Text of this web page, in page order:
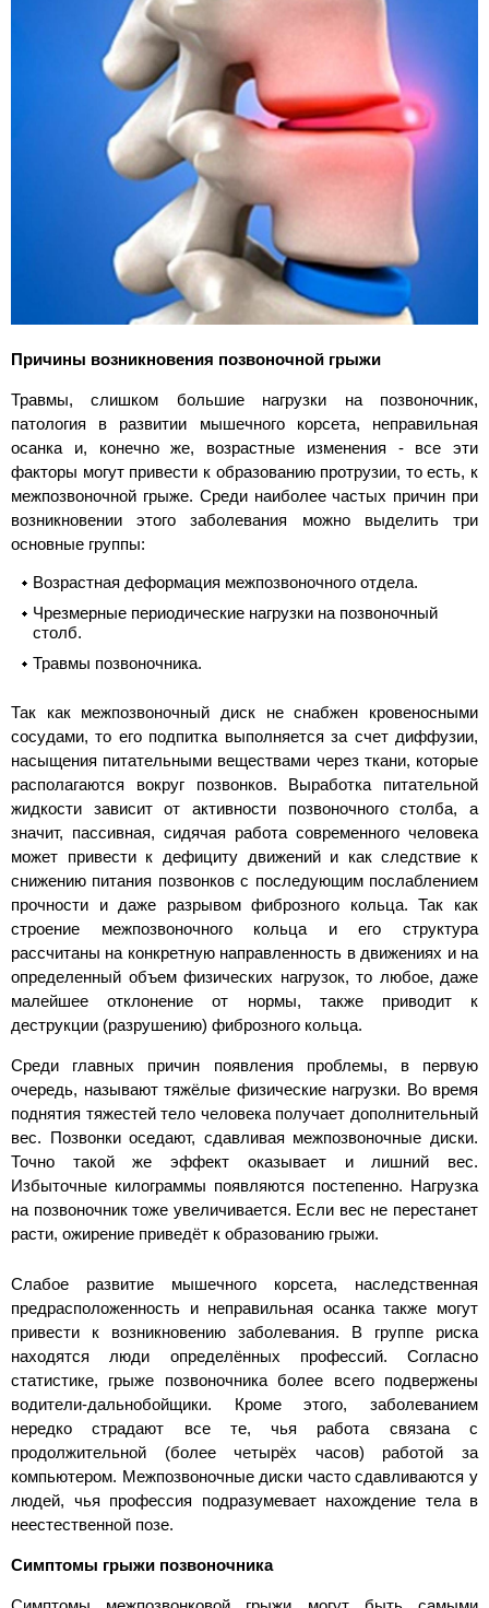
Причины возникновения позвоночной грыжи
Травмы, слишком большие нагрузки на позвоночник,
патология в развитии мышечного корсета, неправильная
осанка и, конечно же, возрастные изменения - все эти
факторы могут привести к образованию протрузии, то есть, к
межпозвоночной грыже. Среди наиболее частых причин при
возникновении этого заболевания можно выделить три
основные группы:
Возрастная деформация межпозвоночного отдела.
Чрезмерные периодические нагрузки на позвоночный
столб.
Травмы позвоночника.
Так как межпозвоночный диск не снабжен кровеносными
сосудами, то его подпитка выполняется за счет диффузии,
насыщения питательными веществами через ткани, которые
располагаются вокруг позвонков. Выработка питательной
жидкости зависит от активности позвоночного столба, а
значит, пассивная, сидячая работа современного человека
может привести к дефициту движений и как следствие к
снижению питания позвонков с последующим послаблением
прочности и даже разрывом фиброзного кольца. Так как
строение межпозвоночного кольца и его структура
рассчитаны на конкретную направленность в движениях и на
определенный объем физических нагрузок, то любое, даже
малейшее отклонение от нормы, также приводит к
деструкции (разрушению) фиброзного кольца.
Среди главных причин появления проблемы, в первую
очередь, называют тяжёлые физические нагрузки. Во время
поднятия тяжестей тело человека получает дополнительный
вес. Позвонки оседают, сдавливая межпозвоночные диски.
Точно такой же эффект оказывает и лишний вес.
Избыточные килограммы появляются постепенно. Нагрузка
на позвоночник тоже увеличивается. Если вес не перестанет
расти, ожирение приведёт к образованию грыжи.
Слабое развитие мышечного корсета, наследственная
предрасположенность и неправильная осанка также могут
привести к возникновению заболевания. В группе риска
находятся люди определённых профессий. Согласно
статистике, грыже позвоночника более всего подвержены
водители-дальнобойщики. Кроме этого, заболеванием
нередко страдают все те, чья работа связана с
продолжительной (более четырёх часов) работой за
компьютером. Межпозвоночные диски часто сдавливаются у
людей, чья профессия подразумевает нахождение тела в
неестественной позе.
Симптомы грыжи позвоночника